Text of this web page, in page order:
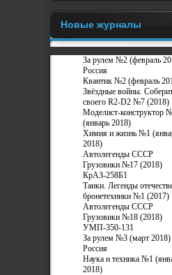
Новые журналы
За рулем №2 (февраль
Россия
Квантик №2 (февраль
Звёздные войны.
своего R2-D2 №7 (2018)
Моделист-конструктор
(январь 2018)
Химия и жизнь №1
2018)
Автолегенды СССР
Грузовики №17 (2018)
КрАЗ-258Б1
Танки. Легенды
бронетехники №1 (2017)
Автолегенды СССР
Грузовики №18 (2018)
УМП-350-131
За рулем №3 (март 2018)
Россия
Наука и техника №1
2018)